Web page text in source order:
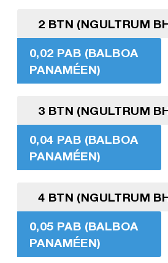
2 BTN (NGULTRUM
0,02 PAB (BALBOA
PANAMÉEN)
3 BTN (NGULTRUM
0,04 PAB (BALBOA
PANAMÉEN)
4 BTN (NGULTRUM
0,05 PAB (BALBOA
PANAMÉEN)